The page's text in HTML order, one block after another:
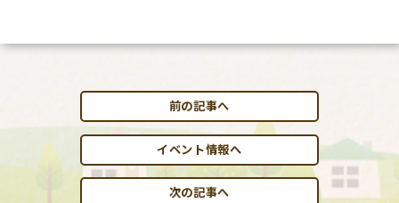
前の記事へ
イベント情報へ
次の記事へ